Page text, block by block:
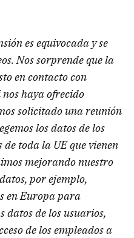
es equivocada y se
Nos sorprende que la
en contacto con
haya ofrecido
solicitado una reunión
los datos de los
toda la UE que vienen
mejorando nuestro
por ejemplo,
en Europa para
datos de los usuarios,
de los empleados a